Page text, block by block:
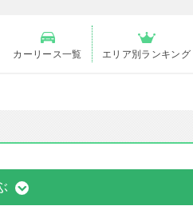
カーリース一覧 エリア別ランキング